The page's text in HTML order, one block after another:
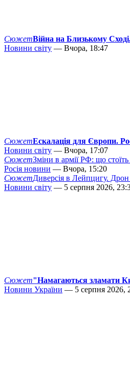
СюжетВійна на Близькому
Новини світу — Вчора, 18:47
СюжетЕскалація для Європи.
Новини світу — Вчора, 17:07
СюжетЗміни в армії РФ: що
Росія новини — Вчора, 15:20
СюжетДиверсія в Лейпцигу. Дрон
Новини світу — 5 серпня 2026,
Сюжет"Намагаються зламати
Новини України — 5 серпня 2026,